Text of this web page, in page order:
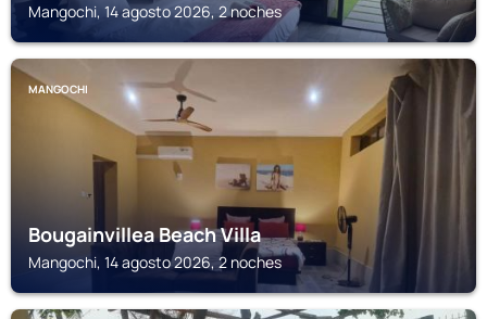
Mangochi, 14 agosto 2026, 2 noches
MANGOCHI
Bougainvillea Beach Villa
Mangochi, 14 agosto 2026, 2 noches